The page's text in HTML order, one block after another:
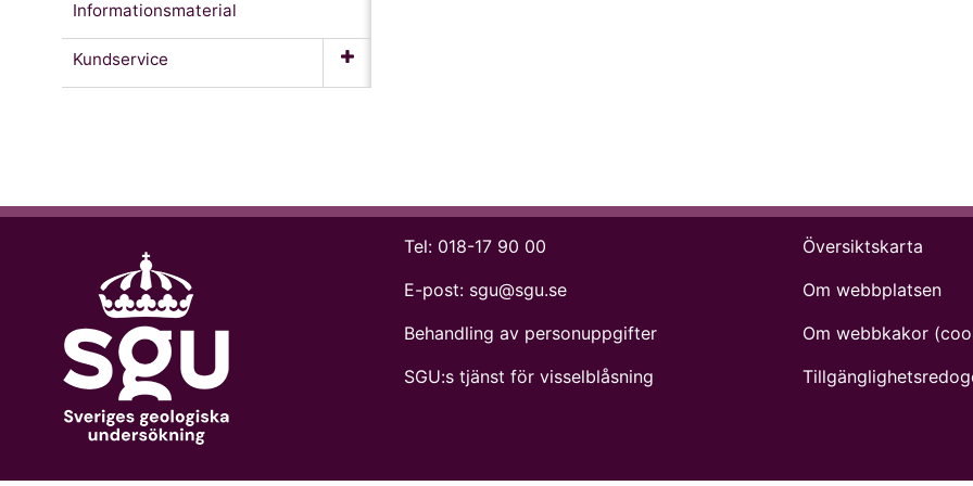
Informationsmaterial
Kundservice
Tel: 018-17 90 00
E-post: sgu@sgu.se
Behandling av personuppgifter
SGU:s tjänst för visselblåsning
Översiktskarta
Om webbplatsen
Om webbkakor